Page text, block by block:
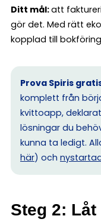
Ditt mål:att
gör det. Med rätt
kopplad till
Prova Spiris
komplett från
kvittoapp,
lösningar du
kunna ta ledigt.
här) och
Steg 2: